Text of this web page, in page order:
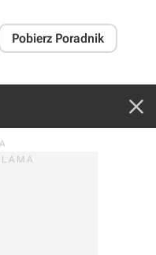
Pobierz Poradnik
